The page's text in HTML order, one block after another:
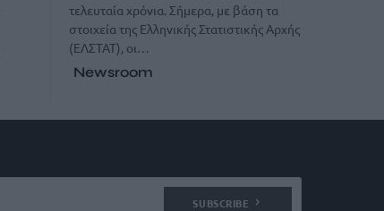
τελευταία χρόνια. Σήμερα, με βάση τα
στοιχεία της Ελληνικής Στατιστικής Αρχής
(ΕΛΣΤΑΤ), οι…
Newsroom
SUBSCRIBE